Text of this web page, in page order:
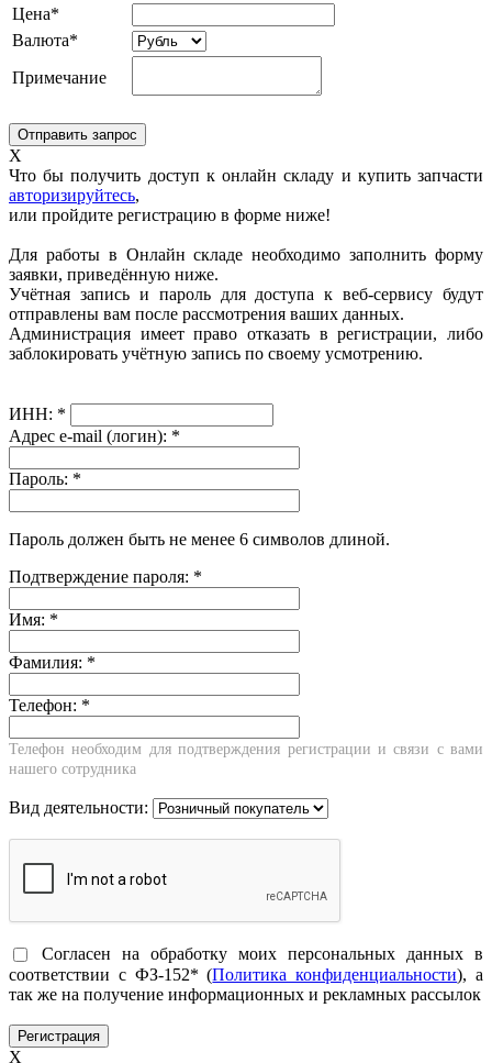
Цена*
Валюта*
Примечание
X
Что бы получить доступ к онлайн складу и купить запчасти
авторизируйтесь,
или пройдите регистрацию в форме ниже!
Для работы в Онлайн складе необходимо заполнить форму
заявки, приведённую ниже.
Учётная запись и пароль для доступа к веб-сервису будут
отправлены вам после рассмотрения ваших данных.
Администрация имеет право отказать в регистрации, либо
заблокировать учётную запись по своему усмотрению.
ИНН: *
Адрес e-mail (логин): *
Пароль: *
Пароль должен быть не менее 6 символов длиной.
Подтверждение пароля: *
Имя: *
Фамилия: *
Телефон: *
Телефон необходим для подтверждения регистрации и связи с вами
нашего сотрудника
Вид деятельности:
Согласен на обработку моих персональных данных в
соответствии с ФЗ-152* (Политика конфиденциальности), а
так же на получение информационных и рекламных рассылок
X